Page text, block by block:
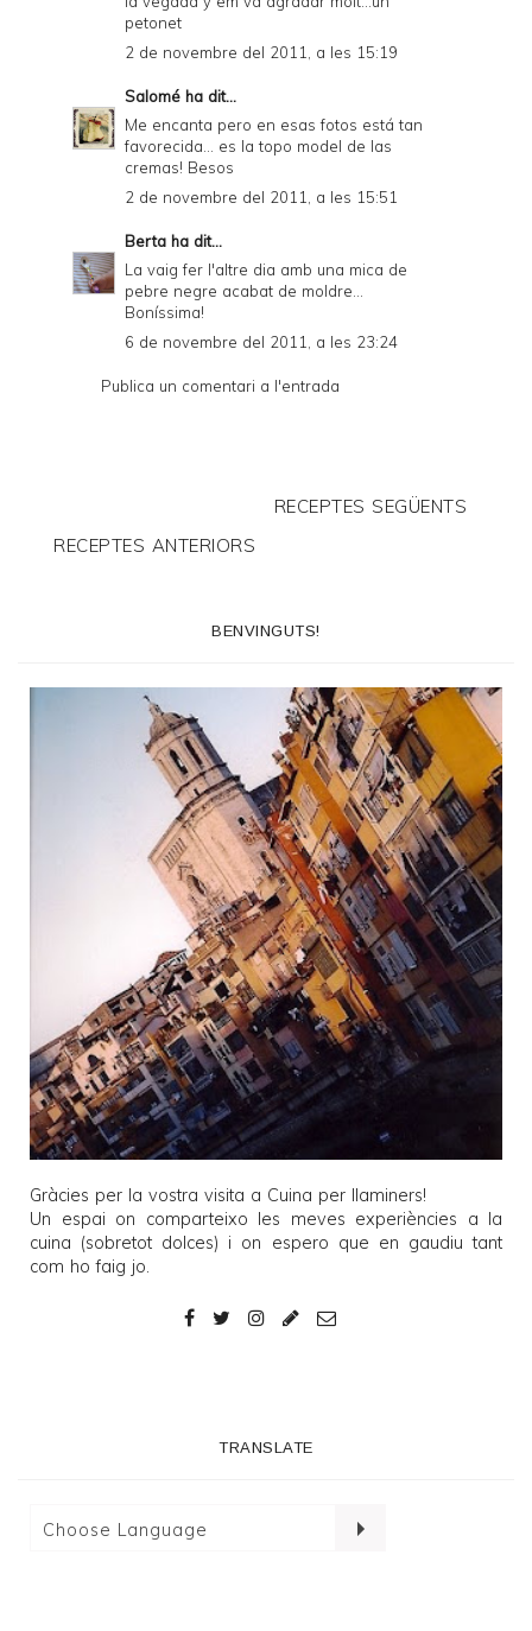
petonet
2 de novembre del 2011, a les 15:19
Salomé ha dit...
Me encanta pero en esas fotos está tan
favorecida... es la topo model de las
cremas! Besos
2 de novembre del 2011, a les 15:51
Berta ha dit...
La vaig fer l'altre dia amb una mica de
pebre negre acabat de moldre...
Boníssima!
6 de novembre del 2011, a les 23:24
Publica un comentari a l'entrada
RECEPTES SEGÜENTS
RECEPTES ANTERIORS
BENVINGUTS!
Gràcies per la vostra visita a Cuina per llaminers!
Un espai on comparteixo les meves experiències a la
cuina (sobretot dolces) i on espero que en gaudiu tant
com ho faig jo.
TRANSLATE